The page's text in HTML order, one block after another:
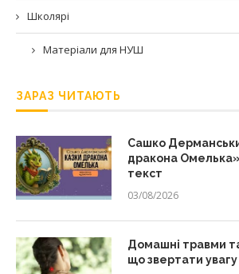
Школярі
Матеріали для НУШ
ЗАРАЗ ЧИТАЮТЬ
Сашко
дракона
текст
03/08/2026
Домашні травми та
що звертати увагу